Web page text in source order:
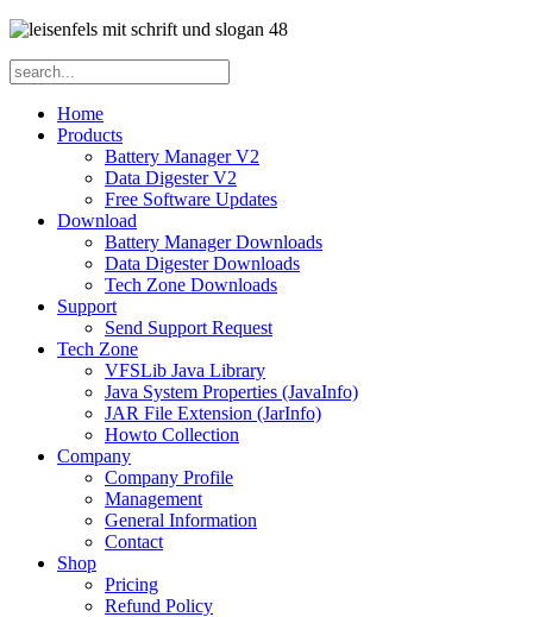
Home
Products
Battery Manager V2
Data Digester V2
Free Software Updates
Download
Battery Manager Downloads
Data Digester Downloads
Tech Zone Downloads
Support
Send Support Request
Tech Zone
VFSLib Java Library
Java System Properties (JavaInfo)
JAR File Extension (JarInfo)
Howto Collection
Company
Company Profile
Management
General Information
Contact
Shop
Pricing
Refund Policy